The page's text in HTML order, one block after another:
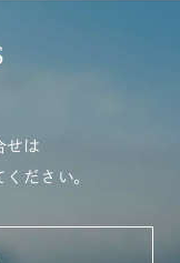
せは
ださい。